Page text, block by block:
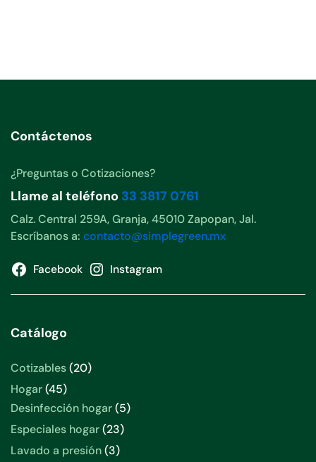
Contáctenos
¿Preguntas o Cotizaciones?
Llame al teléfono 33 3817 0761
Calz. Central 259A, Granja, 45010 Zapopan, Jal.
Escríbanos a: contacto@simplegreen.mx
Facebook Instagram
Catálogo
Cotizables 2020
Hogar 4545
productos
Desinfección hogar 55
Especiales hogar 2323
productos
Lavado a presión 33